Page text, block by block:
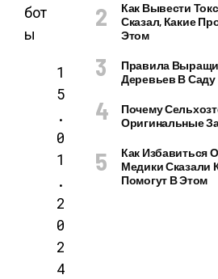
бот
ы
1
5
.
0
1
.
2
0
2
4
Как Вывести
Сказал, Какие
Этом
Правила
Деревьев В Саду
Почему
Оригинальные
Как Избавиться
Медики Сказали
Помогут В Этом